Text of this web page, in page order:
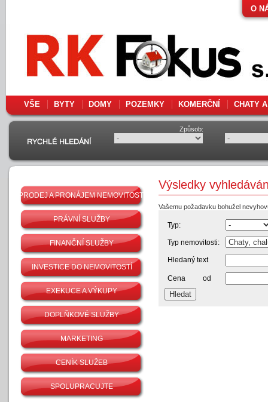
O
VŠE BYTY DOMY POZEMKY KOMERČNÍ CHATY
Způsob:
Výsledky
Vašemu požadavku bohužel
Typ:
Typ nemovitosti:
Hledaný text
Cena od
PRODEJ A PRONÁJEM NEMOVITOSTÍ
PRÁVNÍ SLUŽBY
FINANČNÍ SLUŽBY
INVESTICE DO NEMOVITOSTÍ
EXEKUCE A VÝKUPY
DOPLŇKOVÉ SLUŽBY
MARKETING
CENÍK SLUŽEB
SPOLUPRACUJTE